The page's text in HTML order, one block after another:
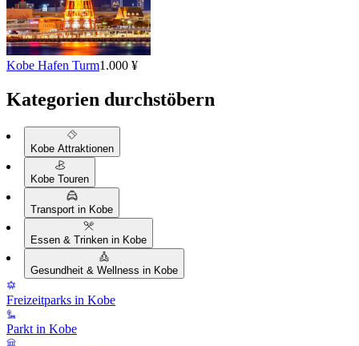
Kobe Hafen Turm1.000 ¥
Kategorien durchstöbern
Kobe Attraktionen
Kobe Touren
Transport in Kobe
Essen & Trinken in Kobe
Gesundheit & Wellness in Kobe
Freizeitparks in Kobe
Parkt in Kobe